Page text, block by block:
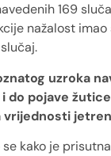
169
nažalost imao
uzroka
do pojave
kako je